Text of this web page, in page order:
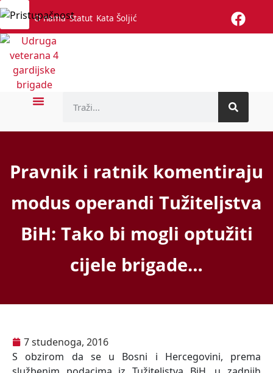
O nama Statut Kata Šoljić
Pravnik i ratnik komentiraju
modus operandi Tužiteljstva
BiH: Tako bi mogli optužiti
cijele brigade…
7 studenoga, 2016
S obzirom da se u Bosni i Hercegovini, prema